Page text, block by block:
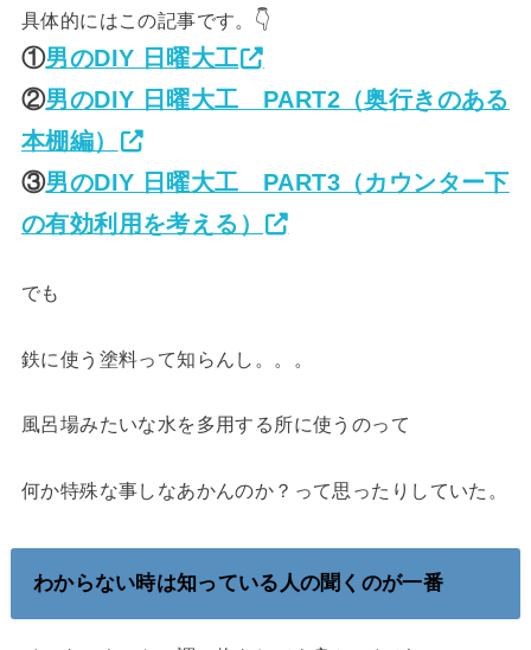
具体的にはこの記事です。👇
①男のDIY 日曜大工
②男のDIY 日曜大工 PART2（奥行きのある
本棚編）
③男のDIY 日曜大工 PART3（カウンター下
の有効利用を考える）
でも
鉄に使う塗料って知らんし。。。
風呂場みたいな水を多用する所に使うのって
何か特殊な事しなあかんのか？って思ったりしていた。
わからない時は知っている人の聞くのが一番